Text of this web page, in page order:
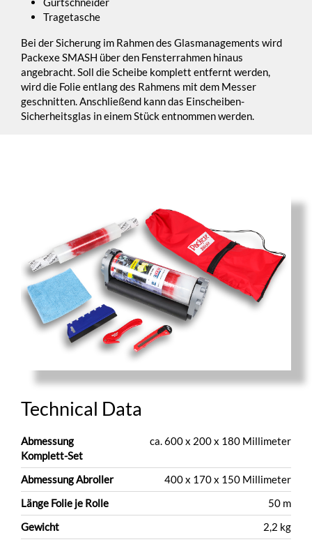
Tragetasche
Bei der Sicherung im Rahmen des Glasmanagements wird
Packexe SMASH über den Fensterrahmen hinaus
angebracht. Soll die Scheibe komplett entfernt werden,
wird die Folie entlang des Rahmens mit dem Messer
geschnitten. Anschließend kann das Einscheiben-
Sicherheitsglas in einem Stück entnommen werden.
Technical Data
Abmessung
Komplett-Set
ca. 600 x 200 x 180 Millimeter
Abmessung Abroller
400 x 170 x 150 Millimeter
Länge Folie je Rolle
50 m
Gewicht
2,2 kg